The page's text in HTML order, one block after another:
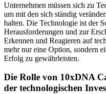
Unternehmen müssen sich zu
um mit den sich ständig
halten. Die Technologie ist der
Herausforderungen und zur
Erkennen und Reagieren auf
mehr nur eine Option, sondern
Erfolg zu gewährleisten.
Die Rolle von 10xDNA
der technologischen